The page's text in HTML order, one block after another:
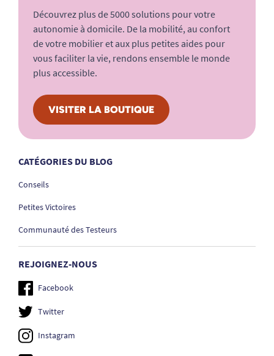
Découvrez plus de 5000 solutions pour votre
autonomie à domicile. De la mobilité, au confort
de votre mobilier et aux plus petites aides pour
vous faciliter la vie, rendons ensemble le monde
plus accessible.
VISITER LA BOUTIQUE
CATÉGORIES DU BLOG
Conseils
Petites Victoires
Communauté des Testeurs
REJOIGNEZ-NOUS
Facebook
Twitter
Instagram